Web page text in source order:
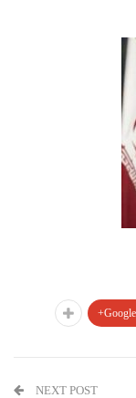
Google+
NEXT POST